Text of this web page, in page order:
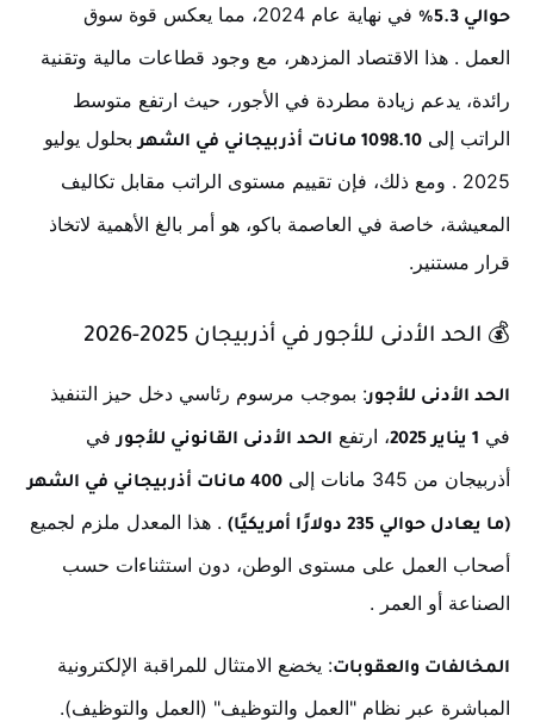
حوالي 5.3%
في نهاية عام 2024، مما يعكس قوة سوق
العمل . هذا الاقتصاد المزدهر، مع وجود قطاعات مالية وتقنية
رائدة، يدعم زيادة مطردة في الأجور، حيث ارتفع متوسط
الراتب إلى 1098.10 مانات أذربيجاني في الشهر
بحلول يوليو
2025 . ومع ذلك، فإن تقييم مستوى الراتب مقابل تكاليف
المعيشة، خاصة في العاصمة باكو، هو أمر بالغ الأهمية لاتخاذ
قرار مستنير.
💰 الحد الأدنى للأجور في أذربيجان 2025-2026
الحد الأدنى للأجور: بموجب مرسوم رئاسي دخل حيز التنفيذ
في 1 يناير 2025 ، ارتفع الحد الأدنى القانوني للأجور في
أذربيجان من 345 مانات إلى
400 مانات أذربيجاني في الشهر
(ما يعادل حوالي 235 دولارًا أمريكيًا)
. هذا المعدل ملزم لجميع
أصحاب العمل على مستوى الوطن، دون استثناءات حسب
الصناعة أو العمر .
المخالفات والعقوبات: يخضع الامتثال للمراقبة الإلكترونية
المباشرة عبر نظام "العمل والتوظيف" (العمل والتوظيف).